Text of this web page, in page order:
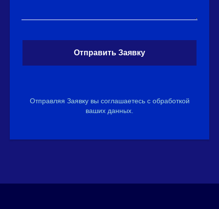
Отправить Заявку
Отправляя Заявку вы соглашаетесь с обработкой
ваших данных.